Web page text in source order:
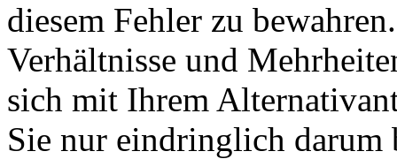
diesem Fehler zu
Verhältnisse und
sich mit Ihrem
Sie nur eindringlich